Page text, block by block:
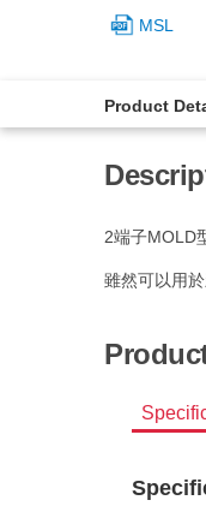
MSL
Product
2端子MOLD
雖然可以用